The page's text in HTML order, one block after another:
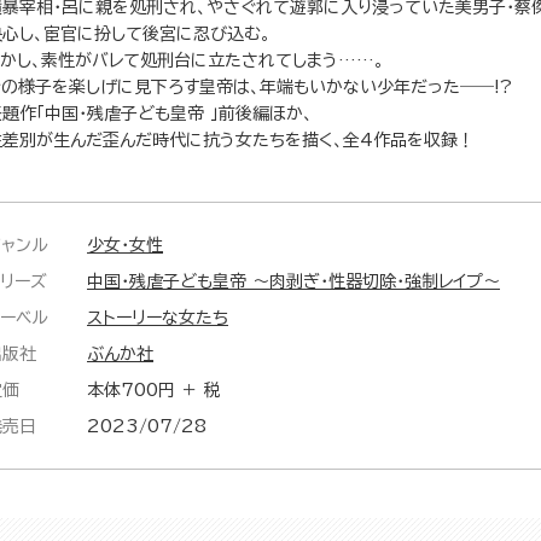
宰相・呂に親を処刑され、やさぐれて遊郭に入り浸っていた美男子・蔡
し、宦官に扮して後宮に忍び込む。
し、素性がバレて処刑台に立たされてしまう……。
様子を楽しげに見下ろす皇帝は、年端もいかない少年だった――!?
作「中国・残虐子ども皇帝 」前後編ほか、
別が生んだ歪んだ時代に抗う女たちを描く、全4作品を収録！
ンル 少女・女性
ーズ 中国・残虐子ども皇帝 ～肉剥ぎ・性器切除・強制レイプ～
ベル ストーリーな女たち
社 ぶんか社
本体700円 ＋ 税
日 2023/07/28